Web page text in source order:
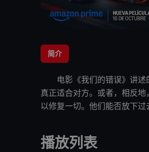
简介
电影《我们的错误》讲述
真正适合对方。或者，相反地，
以修复一切。 他们能否放下过
播放列表